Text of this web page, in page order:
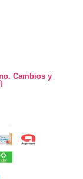
Cambios y